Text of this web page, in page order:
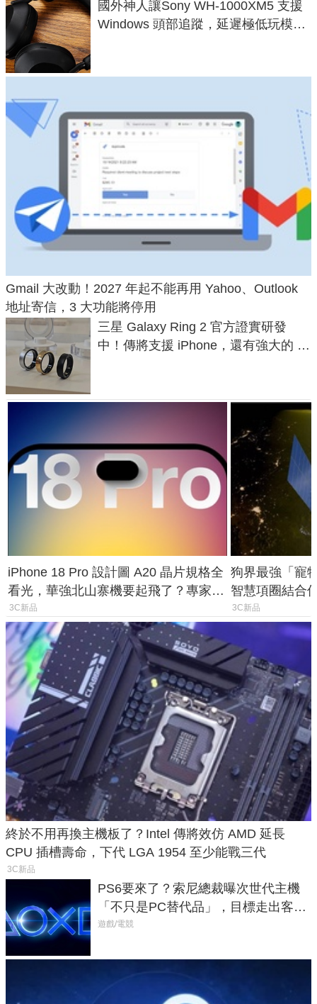
國外神人讓Sony WH-1000XM5 支援
Windows 頭部追蹤，延遲極低玩模擬
Gmail 大改動！2027 年起不能再用 Yahoo、Outlook
地址寄信，3 大功能將停用
三星 Galaxy Ring 2 官方證實研發
中！傳將支援 iPhone，還有強大的 AI
iPhone 18 Pro 設計圖 A20 晶片規格全
看光，華強北山寨機要起飛了？專家曝
山寨機無法復刻兩大關鍵
3C新品
狗界最強「寵
智慧項圈結合
谷也能精準找
3C新品
終於不用再換主機板了？Intel 傳將效仿 AMD 延長
CPU 插槽壽命，下代 LGA 1954 至少能戰三代
3C新品
PS6要來了？索尼總裁曝次世代主機
「不只是PC替代品」，目標走出客
廳、進軍電競桌面
遊戲/電競